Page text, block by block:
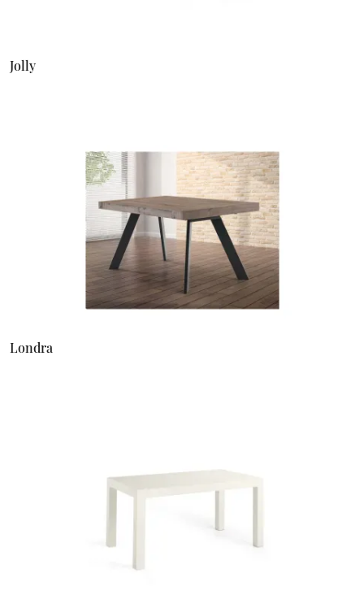
Jolly
Londra